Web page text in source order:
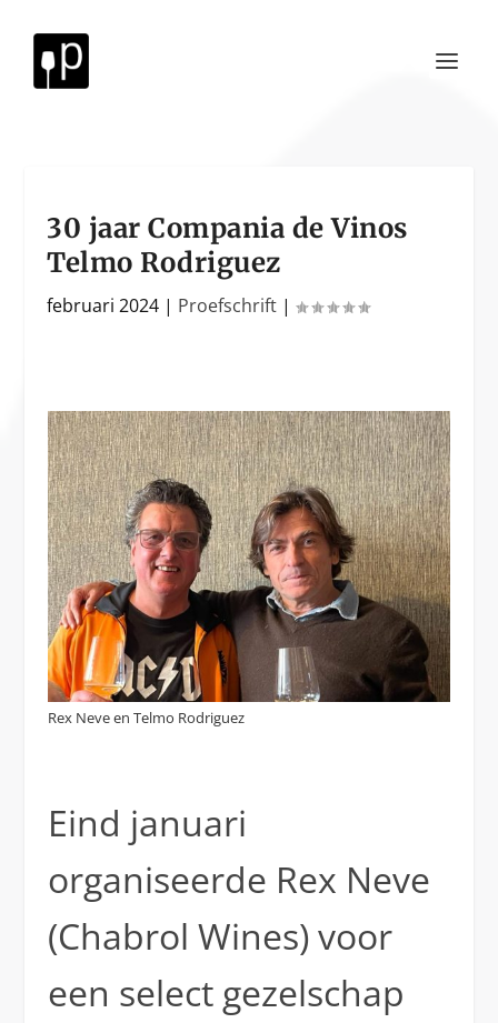
30 jaar Compania de Vinos
Telmo Rodriguez
februari 2024 | Proefschrift |
Rex Neve en Telmo Rodriguez
Eind januari
organiseerde Rex Neve
(Chabrol Wines) voor
een select gezelschap